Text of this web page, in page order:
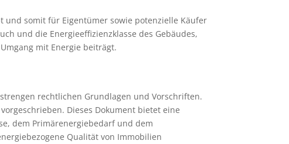
und somit für Eigentümer sowie potenzielle Käufer
und die Energieeffizienzklasse des Gebäudes,
mit Energie beiträgt.
rechtlichen Grundlagen und Vorschriften.
Dieses Dokument bietet eine
dem Primärenergiebedarf und dem
Qualität von Immobilien